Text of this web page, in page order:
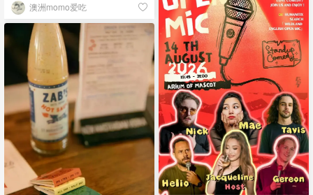
澳洲momo爱吃